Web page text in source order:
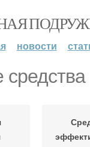
новости